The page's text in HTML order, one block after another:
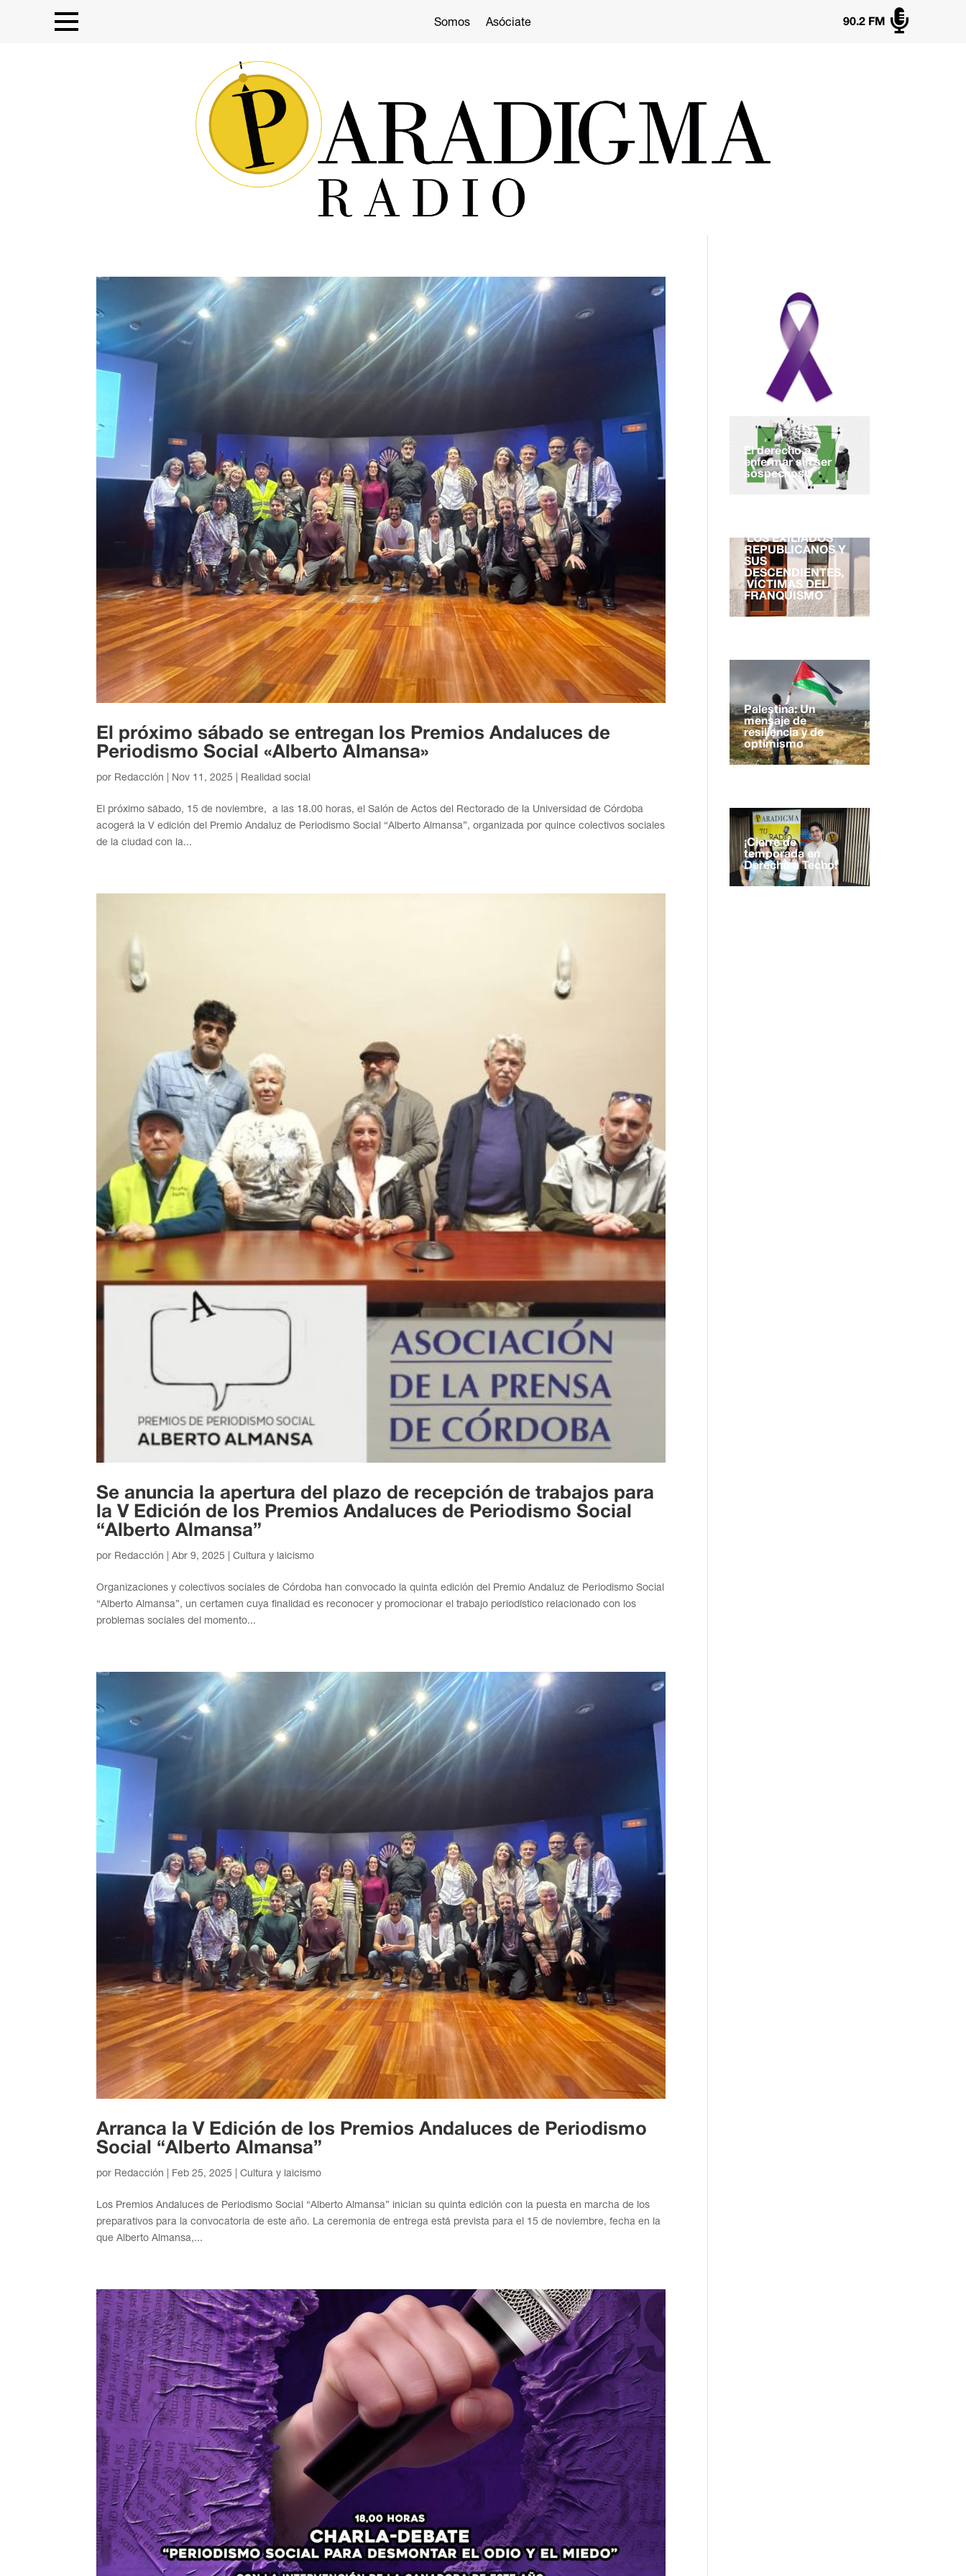
Somos Asóciate 
90.2 FM
El próximo sábado se entregan los Premios Andaluces de
Periodismo Social «Alberto Almansa»
por Redacción Nov 11, 2025 Realidad social
El próximo sábado, 15 de noviembre, a las 18.00 horas, el Salón de Actos del Rectorado de la Universidad de Córdoba
acogerá la V edición del Premio Andaluz de Periodismo Social “Alberto Almansa”, organizada por quince colectivos sociales
de la ciudad con la...
Se anuncia la apertura del plazo de recepción de trabajos para
la V Edición de los Premios Andaluces de Periodismo Social
“Alberto Almansa”
por Redacción |Abr 9, 2025 |Cultura y laicismo
Organizaciones y colectivos sociales de Córdoba han convocado la quinta edición del Premio Andaluz de Periodismo Social
“Alberto Almansa”, un certamen cuya finalidad es reconocer y promocionar el trabajo periodístico relacionado con los
problemas sociales del momento...
Arranca la V Edición de los Premios Andaluces de Periodismo
Social “Alberto Almansa”
por Redacción Feb 25, 2025 |Cultura y laicismo
Los Premios Andaluces de Periodismo Social “Alberto Almansa” inician su quinta edición con la puesta en marcha de los
preparativos para la convocatoria de este año. La ceremonia de entrega está prevista para el 15 de noviembre, fecha en la
que Alberto Almansa,...
El derecho a
enfermar sin ser
sospechoso
LOS EXILIADOS
REPUBLICANOS Y
SUS
DESCENDIENTES,
VÍCTIMAS DEL
FRANQUISMO
Palestina: Un
mensaje de
resiliencia y de
optimismo
¡Cierre de
temporada en
Derecho a Techo!